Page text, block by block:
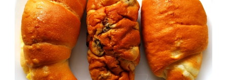
使って焼き上げたパンだそうです。 改めて、塩パンの種
類がたくさんあるなと感じました。今回購入しませんで
したが、夏季限定で「塩パンずんだ」というパンもありま
した。